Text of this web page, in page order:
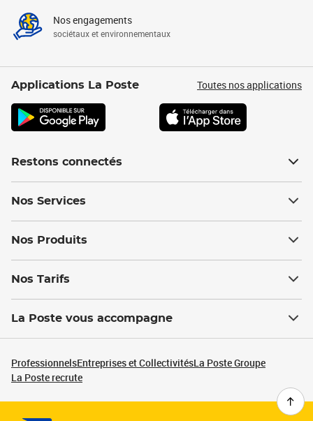
Nos engagements
sociétaux et environnementaux
Applications La Poste Toutes nos applications
Restons connectés
Nos Services
Nos Produits
Nos Tarifs
La Poste vous accompagne
ProfessionnelsEntreprises et CollectivitésLa Poste Groupe
La Poste recrute